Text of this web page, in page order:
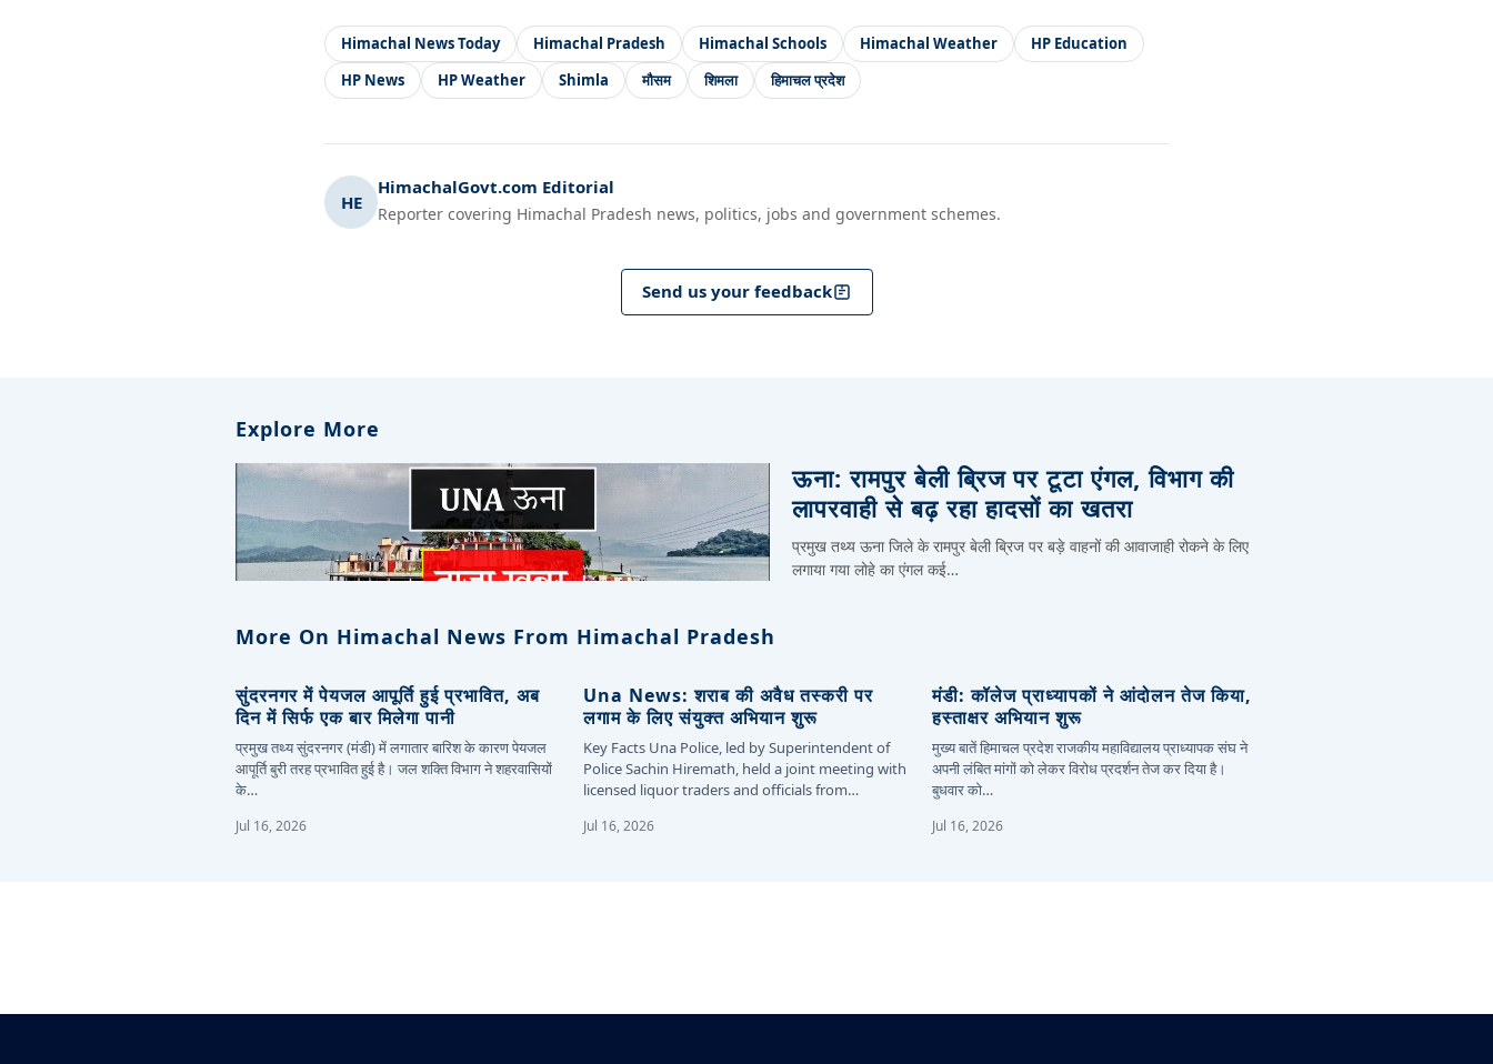
Himachal News Today Himachal Pradesh Himachal Schools Himachal Weather
HP Education
HP News
HP Weather Shimla मौसम शिमला हिमाचल प्रदेश
HE
HimachalGovt.com Editorial
Reporter covering Himachal Pradesh news, politics, jobs and government schemes.
Send us your feedback
Explore More
ऊना: रामपुर बेली ब्रिज पर टूटा एंगल, विभाग की
लापरवाही से बढ़ रहा हादसों का खतरा
प्रमुख तथ्य ऊना जिले के रामपुर बेली ब्रिज पर बड़े वाहनों की आवाजाही रोकने के लिए
लगाया गया लोहे का एंगल कई…
More On Himachal News From Himachal Pradesh
सुंदरनगर में पेयजल आपूर्ति हुई प्रभावित, अब
दिन में सिर्फ एक बार मिलेगा पानी
प्रमुख तथ्य सुंदरनगर (मंडी) में लगातार बारिश के कारण पेयजल
आपूर्ति बुरी तरह प्रभावित हुई है। जल शक्ति विभाग ने शहरवासियों
के…
Jul 16, 2026
Una News: शराब की अवैध तस्करी पर
लगाम के लिए संयुक्त अभियान शुरू
Key Facts Una Police, led by Superintendent of
Police Sachin Hiremath, held a joint meeting with
licensed liquor traders and officials from…
Jul 16, 2026
मंडी: कॉलेज प्राध्यापकों ने आंदोलन तेज किया,
हस्ताक्षर अभियान शुरू
मुख्य बातें हिमाचल प्रदेश राजकीय महाविद्यालय प्राध्यापक संघ ने
अपनी लंबित मांगों को लेकर विरोध प्रदर्शन तेज कर दिया है।
बुधवार को…
Jul 16, 2026